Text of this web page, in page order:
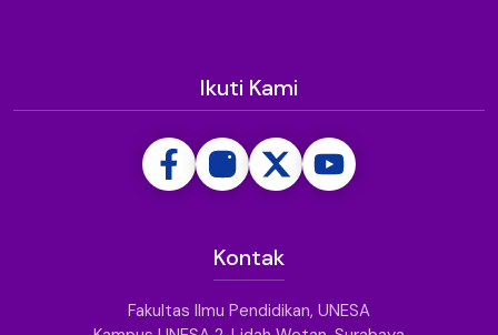
Ikuti Kami
Kontak
Fakultas Ilmu Pendidikan, UNESA